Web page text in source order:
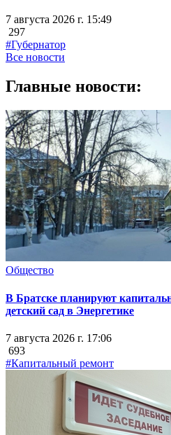
7 августа 2026 г. 15:49
297
#Губернатор
Все новости
Главные новости:
Общество
В Братске планируют
детский сад в Энергетике
7 августа 2026 г. 17:06
693
#Капитальный ремонт